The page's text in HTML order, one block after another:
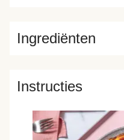
Ingrediënten
Instructies